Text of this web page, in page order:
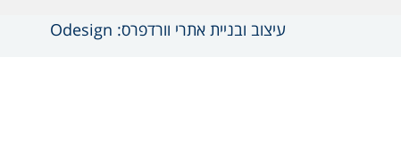
עיצוב ובניית אתרי וורדפרס: Odesign